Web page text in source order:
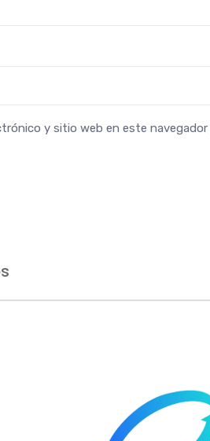
y sitio web en este